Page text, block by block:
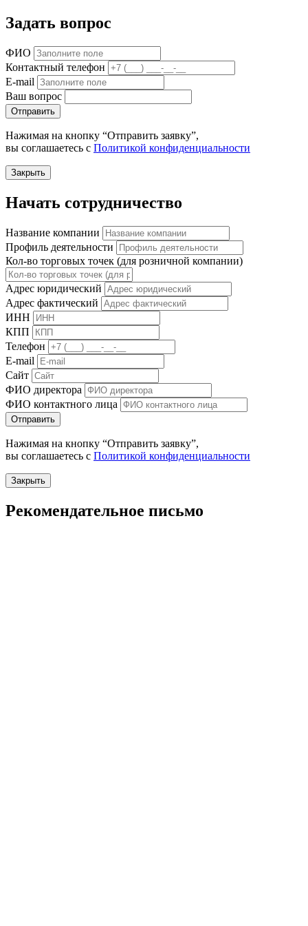
Задать вопрос
ФИО
Контактный телефон
E-mail
Ваш вопрос
Отправить
Нажимая на кнопку “Отправить заявку”,
вы соглашаетесь с Политикой конфиденциальности
Закрыть
Начать сотрудничество
Название компании
Профиль деятельности
Кол-во торговых точек (для розничной компании)
Адрес юридический
Адрес фактический
ИНН
КПП
Телефон
E-mail
Сайт
ФИО директора
ФИО контактного лица
Отправить
Нажимая на кнопку “Отправить заявку”,
вы соглашаетесь с Политикой конфиденциальности
Закрыть
Рекомендательное письмо